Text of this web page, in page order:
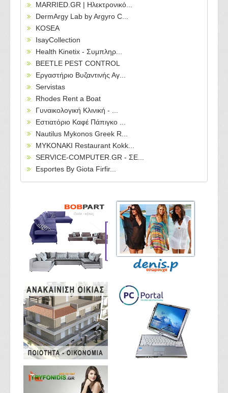
MARRIED.GR | Ηλεκτρονικό...
DermArgy Lab by Argyro C...
KOSEA
IsayCollection
Health Kinetix - Συμπληρ...
BEETLE PEST CONTROL
Εργαστήριο Βυζαντινής Αγ...
Servistas
Rhodes Rent a Boat
Γυναικολογική Κλινική - ...
Εστιατόριο Καφέ Πάπιγκο ...
Nautilus Mykonos Greek R...
MYKONAKI Restaurant Kokk...
SERVICE-COMPUTER.GR - ΣΕ...
Esportes By Giota Firfir...